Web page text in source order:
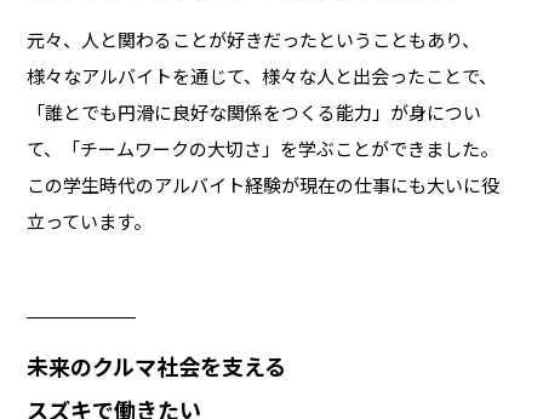
元々、人と関わることが好きだったということもあり、
様々なアルバイトを通じて、様々な人と出会ったことで、
「誰とでも円滑に良好な関係をつくる能力」が身につい
て、「チームワークの大切さ」を学ぶことができました。
この学生時代のアルバイト経験が現在の仕事にも大いに役
立っています。
未来のクルマ社会を支える
スズキで働きたい